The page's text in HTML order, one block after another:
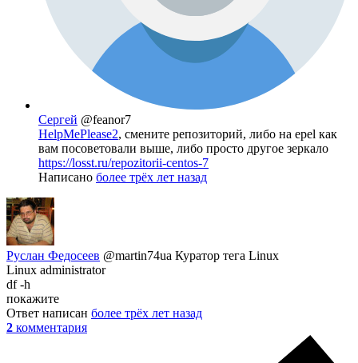
Сергей @feanor7
HelpMePlease2, смените репозиторий, либо на epel как
вам посоветовали выше, либо просто другое зеркало
https://losst.ru/repozitorii-centos-7
Написано более трёх лет назад
Руслан Федосеев @martin74ua Куратор тега Linux
Linux administrator
df -h
покажите
Ответ написан более трёх лет назад
2 комментария